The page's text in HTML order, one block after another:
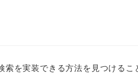
を実装できる方法を見つけるこ